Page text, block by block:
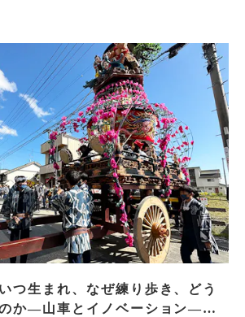
つ生まれ、なぜ練り歩き、どう
か―山車とイノベーション―＜